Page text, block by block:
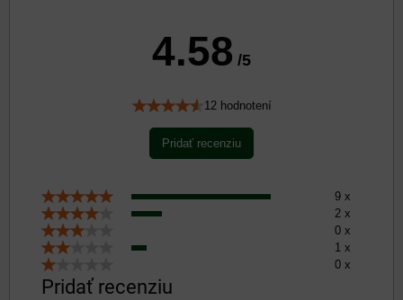
4.58 /5
12 hodnotení
Pridať recenziu
9 x
2 x
0 x
1 x
0 x
Pridať recenziu